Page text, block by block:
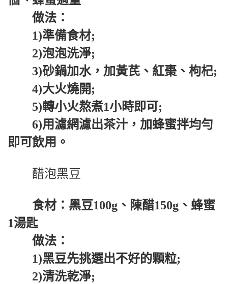
做法：
1)準備食材;
2)泡泡洗淨;
3)砂鍋加水，加黃芪、紅棗、枸杞;
4)大火燒開;
5)轉小火熬煮1小時即可;
6)用濾網濾出茶汁，加蜂蜜拌均勻
即可飲用。
醋泡黑豆
食材：黑豆100g、陳醋150g、蜂蜜
1湯匙
做法：
1)黑豆先挑選出不好的顆粒;
2)清洗乾淨;